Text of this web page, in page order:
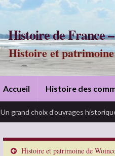
Histoire de France
Histoire et patrimoine
Accueil Histoire des
Un grand choix d’ouvrages
Histoire et patrimoine de